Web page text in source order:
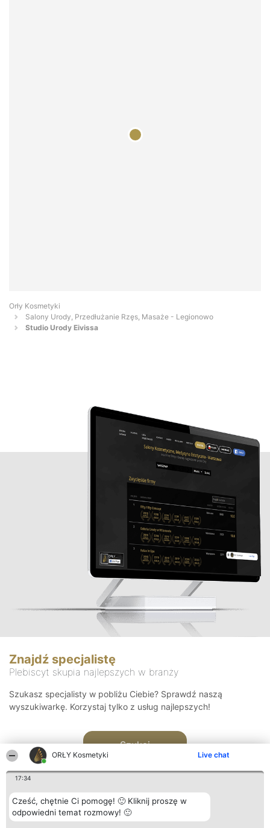
ORŁY Kosmetyki Live chat
17:34
Cześć, chętnie Ci pomogę! 🙂 Kliknij proszę w
odpowiedni temat rozmowy! 🙂
Orły Kosmetyki
Salony Urody, Przedłużanie Rzęs, Masaże - Legionowo
Studio Urody Eivissa
Znajdź specjalistę
Plebiscyt skupia najlepszych w branży
Szukasz specjalisty w pobliżu Ciebie? Sprawdź naszą
wyszukiwarkę. Korzystaj tylko z usług najlepszych!
Szukaj